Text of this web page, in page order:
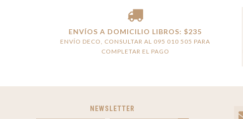
ENVÍOS A DOMICILIO LIBROS: $235
ENVÍO DECO, CONSULTAR AL 095 010 505 PARA
COMPLETAR EL PAGO
NEWSLETTER